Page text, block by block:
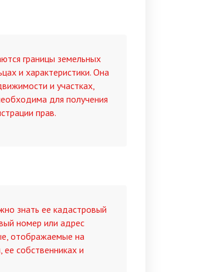
границы земельных
и характеристики. Она
и участках,
для получения
прав.
знать ее кадастровый
номер или адрес
отображаемые на
собственниках и